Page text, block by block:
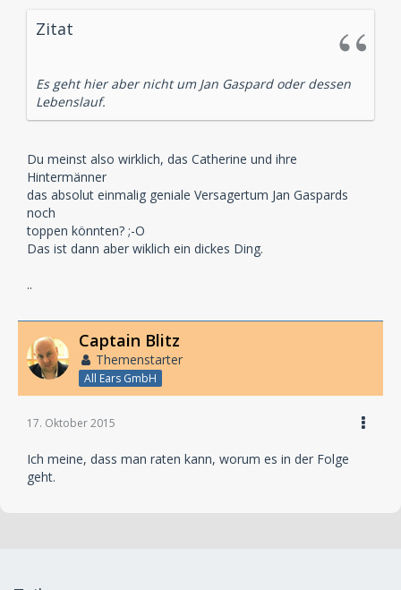
Zitat
Es geht hier aber nicht um Jan Gaspard oder dessen
Lebenslauf.
Du meinst also wirklich, das Catherine und ihre
Hintermänner
das absolut einmalig geniale Versagertum Jan Gaspards
noch
toppen könnten? ;-O
Das ist dann aber wiklich ein dickes Ding.
..
Captain Blitz
Themenstarter
All Ears GmbH
17. Oktober 2015
Ich meine, dass man raten kann, worum es in der Folge
geht.